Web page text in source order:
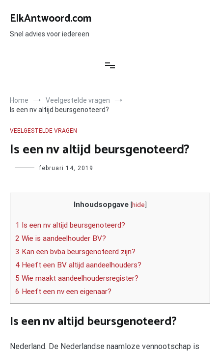
naar
inhoud
ElkAntwoord.com
Snel advies voor iedereen
Home
Veelgestelde vragen
Is een nv altijd beursgenoteerd?
VEELGESTELDE VRAGEN
Is een nv altijd beursgenoteerd?
Author februari 14, 2019
Inhoudsopgave [hide]
1 Is een nv altijd beursgenoteerd?
2 Wie is aandeelhouder BV?
3 Kan een bvba beursgenoteerd zijn?
4 Heeft een BV altijd aandeelhouders?
5 Wie maakt aandeelhoudersregister?
6 Heeft een nv een eigenaar?
Is een nv altijd beursgenoteerd?
Nederland. De Nederlandse naamloze vennootschap is